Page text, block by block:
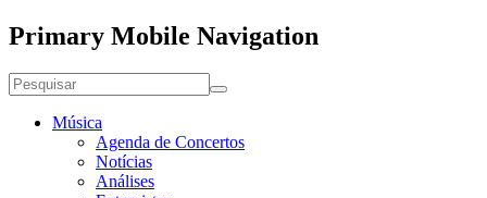
Primary Mobile Navigation
Música
Agenda de Concertos
Notícias
Análises